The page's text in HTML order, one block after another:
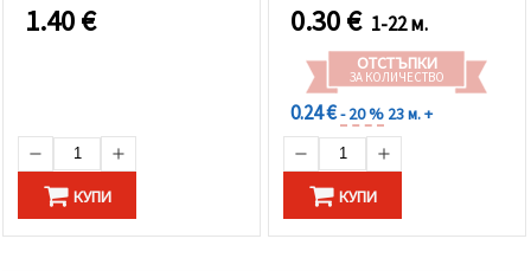
1.40€
КУПИ
0.30€ 1-22 м.
ОТСТЪПКИ
ЗА КОЛИЧЕСТВО
0.24 €- 20 % 23 м. +
КУПИ